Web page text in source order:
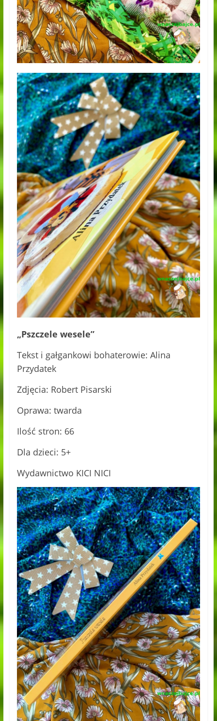
„Pszczele wesele”
Tekst i gałgankowi bohaterowie: Alina
Przydatek
Zdjęcia: Robert Pisarski
Oprawa: twarda
Ilość stron: 66
Dla dzieci: 5+
Wydawnictwo KICI NICI